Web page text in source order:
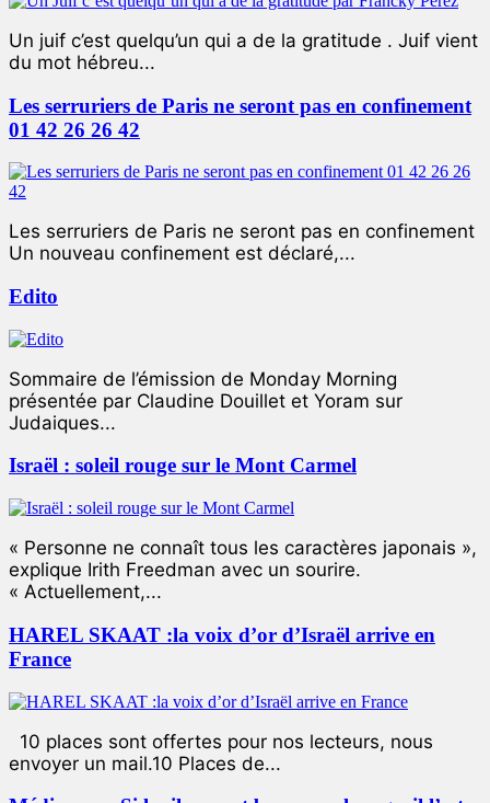
Un juif c’est quelqu’un qui a de la gratitude . Juif vient
du mot hébreu...
Les serruriers de Paris ne seront pas en confinement
01 42 26 26 42
Les serruriers de Paris ne seront pas en confinement
Un nouveau confinement est déclaré,...
Edito
Sommaire de l’émission de Monday Morning
présentée par Claudine Douillet et Yoram sur
Judaiques...
Israël : soleil rouge sur le Mont Carmel
« Personne ne connaît tous les caractères japonais »,
explique Irith Freedman avec un sourire.
« Actuellement,...
HAREL SKAAT :la voix d’or d’Israël arrive en
France
10 places sont offertes pour nos lecteurs, nous
envoyer un mail.10 Places de...